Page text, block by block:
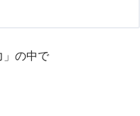
の中で